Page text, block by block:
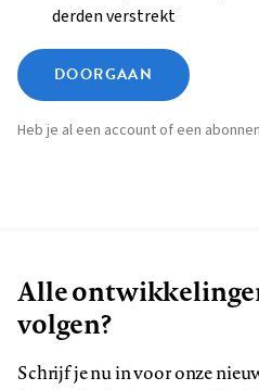
derden verstrekt
DOORGAAN
Heb je al een account of een
Alle
volgen?
Schrijf je nu in voor onze